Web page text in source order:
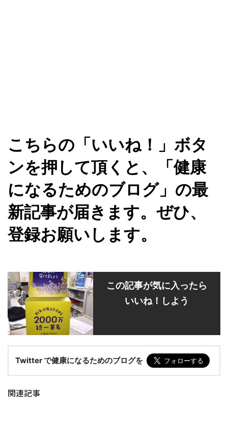
こちらの「いいね！」ボタ
ンを押して頂くと、「健康
になるためのブログ」の最
新記事が届きます。ぜひ、
登録お願いします。
この記事が気に入ったら
いいね！しよう
Twitter で健康になるためのブログを
関連記事